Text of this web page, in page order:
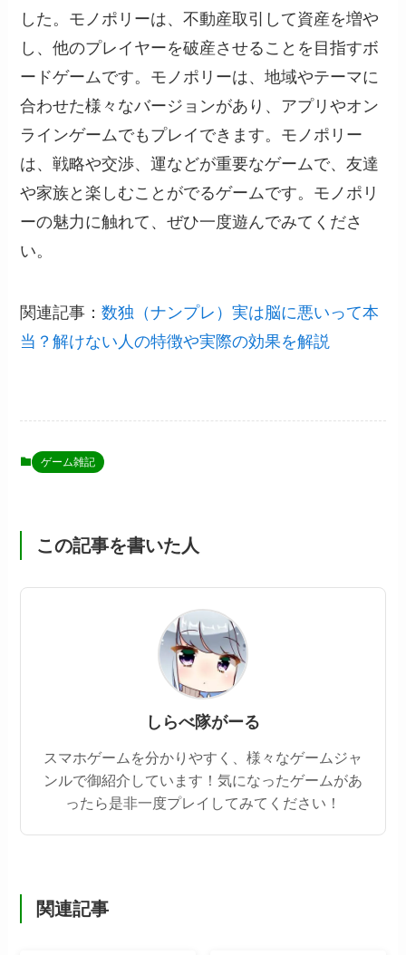
した。モノポリーは、不動産取引して資産を増や
し、他のプレイヤーを破産させることを目指すボ
ードゲームです。モノポリーは、地域やテーマに
合わせた様々なバージョンがあり、アプリやオン
ラインゲームでもプレイできます。モノポリー
は、戦略や交渉、運などが重要なゲームで、友達
や家族と楽しむことがでるゲームです。モノポリ
ーの魅力に触れて、ぜひ一度遊んでみてくださ
い。
関連記事：数独（ナンプレ）実は脳に悪いって本
当？解けない人の特徴や実際の効果を解説
ゲーム雑記
この記事を書いた人
しらべ隊がーる
スマホゲームを分かりやすく、様々なゲームジャ
ンルで御紹介しています！気になったゲームがあ
ったら是非一度プレイしてみてください！
関連記事